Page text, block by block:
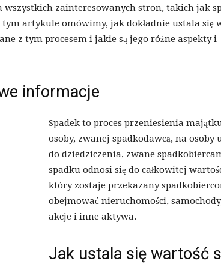
wszystkich zainteresowanych stron, takich jak
artykule omówimy, jak dokładnie ustala się
z tym procesem i jakie są jego różne aspekty i
informacje
Spadek to proces przeniesienia
osoby, zwanej spadkodawcą, na osoby
do dziedziczenia, zwane
spadku odnosi się do całkowitej
który zostaje przekazany
obejmować nieruchomości,
akcje i inne aktywa.
Jak ustala się wartość